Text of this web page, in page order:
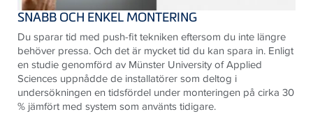
SNABB OCH ENKEL MONTERING
Du sparar tid med push-fit tekniken eftersom du inte längre
behöver pressa. Och det är mycket tid du kan spara in. Enligt
en studie genomförd av Münster University of Applied
Sciences uppnådde de installatörer som deltog i
undersökningen en tidsfördel under monteringen på cirka 30
% jämfört med system som använts tidigare.